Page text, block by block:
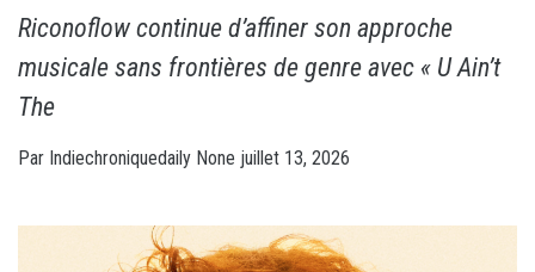
Riconoflow continue d’affiner son approche
musicale sans frontières de genre avec « U Ain’t
The
Par Indiechroniquedaily None juillet 13, 2026